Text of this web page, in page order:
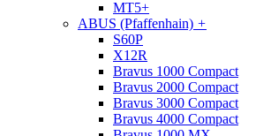
MT5+
ABUS (Pfaffenhain) +
S60P
X12R
Bravus 1000 Compact
Bravus 2000 Compact
Bravus 3000 Compact
Bravus 4000 Compact